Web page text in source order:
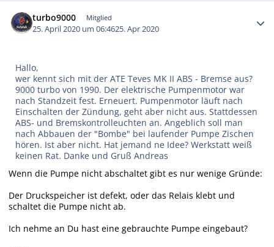
turbo9000 Mitglied
25. April 2020 um 06:4625. Apr 2020
Hallo,
wer kennt sich mit der ATE Teves MK II ABS - Bremse aus?
9000 turbo von 1990. Der elektrische Pumpenmotor war
nach Standzeit fest. Erneuert. Pumpenmotor läuft nach
Einschalten der Zündung, geht aber nicht aus. Stattdessen
ABS- und Bremskontrolleuchten an. Angeblich soll man
nach Abbauen der "Bombe" bei laufender Pumpe Zischen
hören. Ist aber nicht. Hat jemand ne Idee? Werkstatt weiß
keinen Rat. Danke und Gruß Andreas
Wenn die Pumpe nicht abschaltet gibt es nur wenige Gründe:
Der Druckspeicher ist defekt, oder das Relais klebt und
schaltet die Pumpe nicht ab.
Ich nehme an Du hast eine gebrauchte Pumpe eingebaut?